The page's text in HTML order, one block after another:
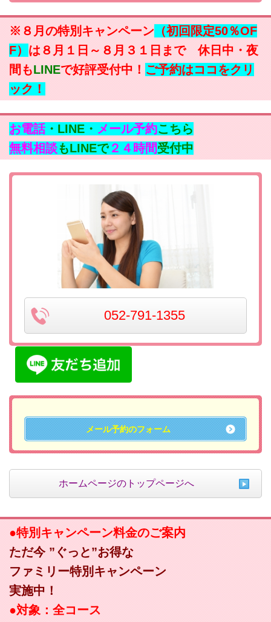
※８月の特別キャンペーン （初回限定50％OF
F） は８月１日～８月３１日まで 休日中・夜
間もLINEで好評受付中！ ご予約はココをクリ
ック！
お電話 ・LINE・ メール予約こちら
無料相談もLINEで ２４時間受付中
052-791-1355
メール予約のフォーム
ホームページのトップページへ
●特別キャンペーン料金のご案内
ただ今 ”ぐっと”お得な
ファミリー特別キャンペーン
実施中！
●対象：全コース